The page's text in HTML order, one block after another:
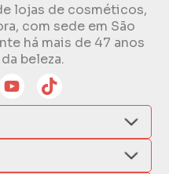
lojas de cosméticos,
com sede em São
há mais de 47 anos
beleza.